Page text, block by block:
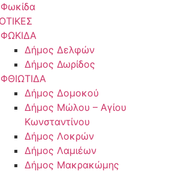
Φωκίδα
ΦΩΚΙΔΑ
Δήμος Δελφών
Δήμος Δωρίδος
ΦΘΙΩΤΙΔΑ
Δήμος Δομοκού
Δήμος Μώλου – Αγίου
Κωνσταντίνου
Δήμος Λοκρών
Δήμος Λαμιέων
Δήμος Μακρακώμης